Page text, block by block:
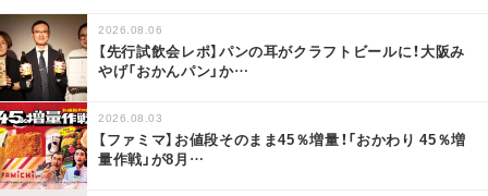
2026.08.06
【先行試飲会レポ】パンの耳がクラフトビールに！大阪み
やげ「おかんパン」か…
2026.08.03
【ファミマ】お値段そのまま45％増量！「おかわり 45％増
量作戦」が8月 …